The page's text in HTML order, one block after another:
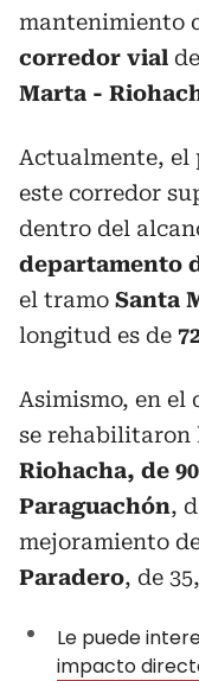
mantenimiento
corredor vial de
Marta -
Actualmente, el
este corredor
dentro del
departamento
el tramo Santa
longitud es de
Asimismo, en el
se rehabilitaron
Riohacha, de
Paraguachón,
mejoramiento
Paradero, de
Le puede
impacto